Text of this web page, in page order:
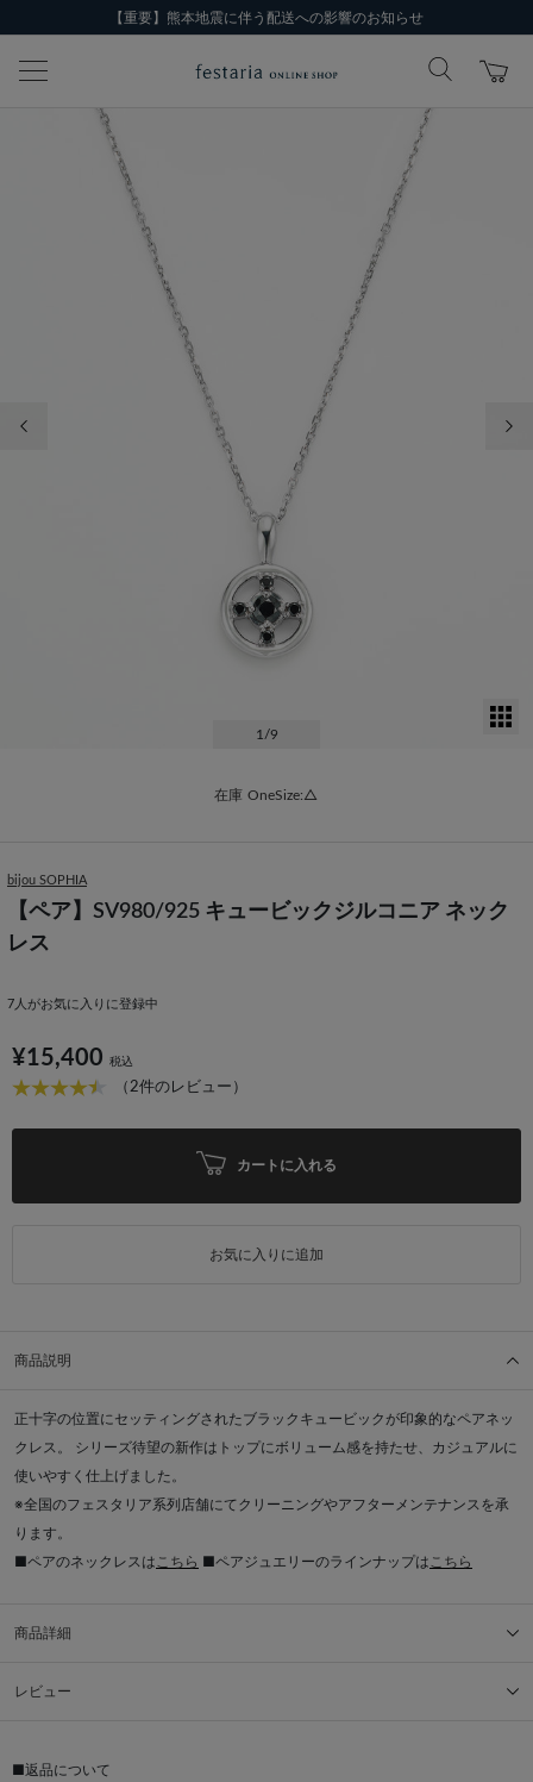
【重要】熊本地震に伴う配送への影響のお知らせ
1 /9
在庫 OneSize:△
bijou SOPHIA
【ペア】SV980/925 キュービックジルコニア ネック
レス
7 人がお気に入りに登録中
¥15,400 税込
（2件のレビュー）
カートに入れる
お気に入りに追加
商品説明
正十字の位置にセッティングされたブラックキュービックが印象的なペアネッ
クレス。 シリーズ待望の新作はトップにボリューム感を持たせ、カジュアルに
使いやすく仕上げました。
※全国のフェスタリア系列店舗にてクリーニングやアフターメンテナンスを承
ります。
■ペアのネックレスは こちら ■ペアジュエリーのラインナップは こちら
商品詳細
レビュー
■返品について